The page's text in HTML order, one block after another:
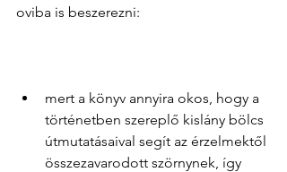
oviba is beszerezni:
mert a könyv annyira okos, hogy a
történetben szereplő kislány bölcs
útmutatásaival segít az érzelmektől
összezavarodott szörnynek, így